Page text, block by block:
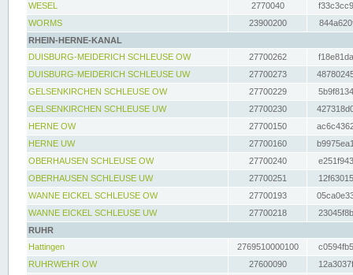
WESEL
2770040
WORMS
23900200
RHEIN-HERNE-KANAL
DUISBURG-MEIDERICH SCHLEUSE OW
27700262
DUISBURG-MEIDERICH SCHLEUSE UW
27700273
GELSENKIRCHEN SCHLEUSE OW
27700229
GELSENKIRCHEN SCHLEUSE UW
27700230
HERNE OW
27700150
HERNE UW
27700160
OBERHAUSEN SCHLEUSE OW
27700240
OBERHAUSEN SCHLEUSE UW
27700251
WANNE EICKEL SCHLEUSE OW
27700193
WANNE EICKEL SCHLEUSE UW
27700218
RUHR
Hattingen
2769510000100
RUHRWEHR OW
27600090